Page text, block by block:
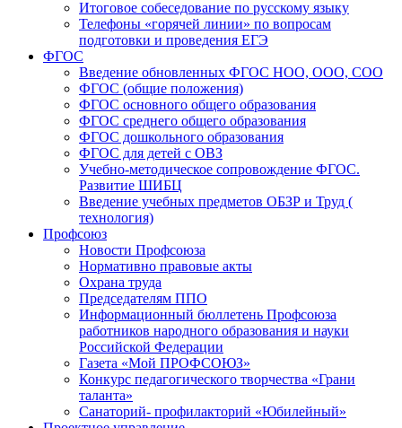
Итоговое собеседование по русскому языку
Телефоны «горячей линии» по вопросам
подготовки и проведения ЕГЭ
ФГОС
Введение обновленных ФГОС НОО, ООО, СОО
ФГОС (общие положения)
ФГОС основного общего образования
ФГОС среднего общего образования
ФГОС дошкольного образования
ФГОС для детей с ОВЗ
Учебно-методическое сопровождение ФГОС.
Развитие ШИБЦ
Введение учебных предметов ОБЗР и Труд (
технология)
Профсоюз
Новости Профсоюза
Нормативно правовые акты
Охрана труда
Председателям ППО
Информационный бюллетень Профсоюза
работников народного образования и науки
Российской Федерации
Газета «Мой ПРОФСОЮЗ»
Конкурс педагогического творчества «Грани
таланта»
Санаторий- профилакторий «Юбилейный»